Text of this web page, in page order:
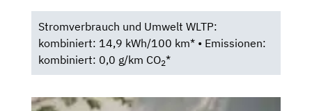
Stromverbrauch und Umwelt WLTP:
kombiniert: 14,9 kWh/100 km* • Emissionen:
kombiniert: 0,0 g/km CO2*